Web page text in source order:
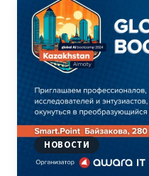
ОСНОВАМ
«АНАЛИЗА
ДАННЫХ»
НОВОСТИ